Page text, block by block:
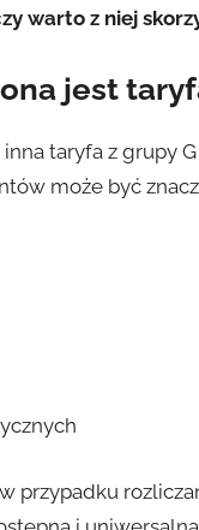
warto z niej
jest
inna taryfa z grupy
może być
przypadku